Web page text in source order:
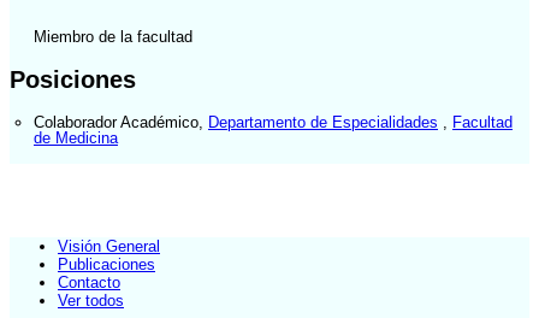
Miembro de la facultad
Posiciones
Colaborador Académico Departamento de Especialidades
Facultad
de Medicina
Visión General
Publicaciones
Contacto
Ver todos